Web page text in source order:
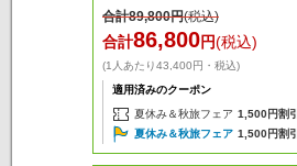
合計89,800円(税込)
合計86,800円(税込)
(1人あたり43,400円・税込)
適用済みのクーポン
夏休み＆秋旅フェア 1,500円割引
夏休み＆秋旅フェア 1,500円割引